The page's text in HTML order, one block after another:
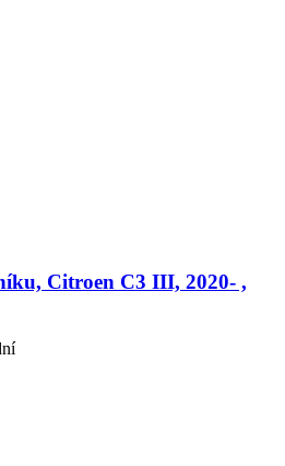
Citroen C3 III, 2020- ,